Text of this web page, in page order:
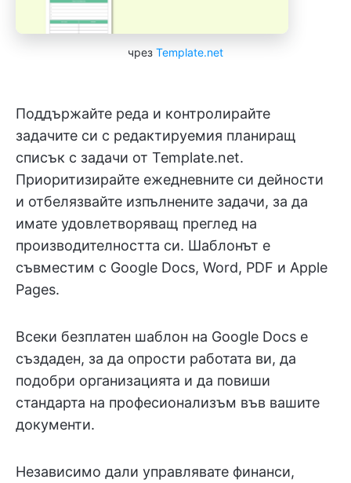
чрез Template.net
Поддържайте реда и контролирайте
задачите си с редактируемия планиращ
списък с задачи от Template.net.
Приоритизирайте ежедневните си дейности
и отбелязвайте изпълнените задачи, за да
имате удовлетворяващ преглед на
производителността си. Шаблонът е
съвместим с Google Docs, Word, PDF и Apple
Pages.
Всеки безплатен шаблон на Google Docs е
създаден, за да опрости работата ви, да
подобри организацията и да повиши
стандарта на професионализъм във вашите
документи.
Независимо дали управлявате финанси,